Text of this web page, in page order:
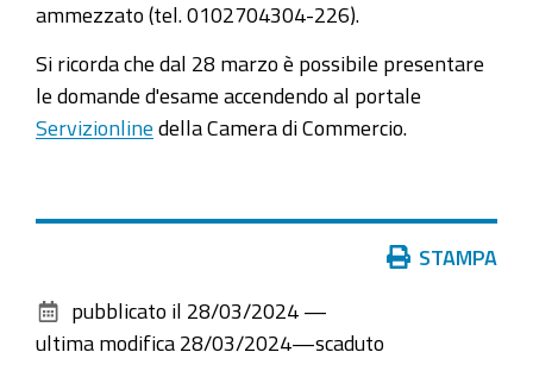
ammezzato (tel. 0102704304-226).
Si ricorda che dal 28 marzo è possibile presentare
le domande d'esame accendendo al portale
Servizionline della Camera di Commercio.
documento
STAMPA
pubblicato il 28/03/2024 —
ultima modifica 28/03/2024—scaduto